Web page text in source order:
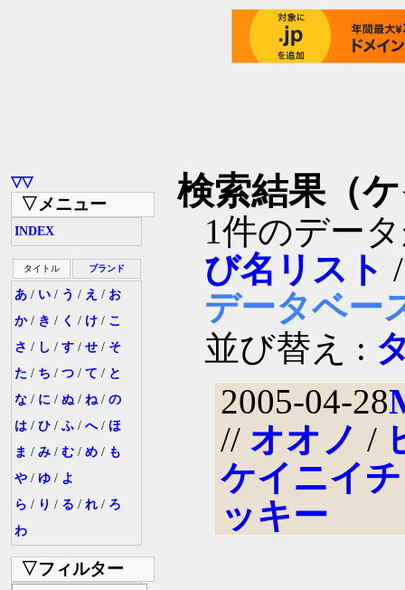
▽▽
▽メニュー
INDEX
タイトル ブランド
あ / い / う / え / お
か/ き / く / け / こ
さ / し / す / せ / そ
た / ち / つ / て / と
な / に / ぬ / ね/ の
は / ひ / ふ / へ/ ほ
ま / み / む / め / も
や / ゆ / よ
ら / り / る / れ / ろ
わ
▽フィルター
検索結果（
1件のデー
び名リスト
データベー
並び替え :
2005-04-28
// オオノ /
ケイニイ
ッキー